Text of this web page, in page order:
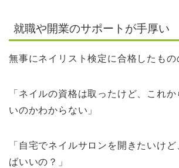
就職や開業のサポートが手厚い
無事にネイリスト検定に合格したもの
「ネイルの資格は取ったけど、これ
いのかわからない」
「自宅でネイルサロンを開きたいけ
ばいいの？」